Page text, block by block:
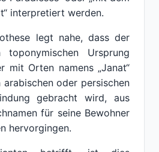
interpretiert werden.
legt nahe, dass der
toponymischen Ursprung
mit Orten namens „Janat“
oder persischen
gebracht wird, aus
für seine Bewohner
hervorgingen.